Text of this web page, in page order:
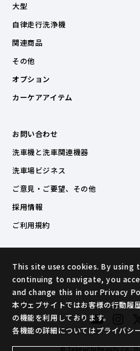
大型
自律走行洗浄機
関連商品
その他
オプション
カーケアアイテム
お問い合わせ
洗車機と洗車関連機器
洗車場ビジネス
ご意見・ご要望、その他
採用情報
ご利用規約
© TakeuchiBeauty
This site uses cookies. By
continuing to navigate, you
and change this in our Privacy
本ウェブサイトではお客様の行動履
の機能を利用しております。
各機能の詳細についてはプライバシ